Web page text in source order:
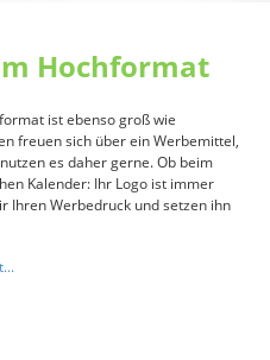
Hochformat
ist ebenso groß wie
freuen sich über ein Werbemittel,
es daher gerne. Ob beim
Kalender: Ihr Logo ist immer
Ihren Werbedruck und setzen ihn